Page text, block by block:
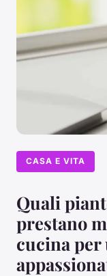
CASA E VITA
Quali
prestano
cucina per